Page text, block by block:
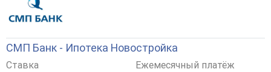
СМП Банк - Ипотека Новостройка
Ставка
Ежемесячный платёж